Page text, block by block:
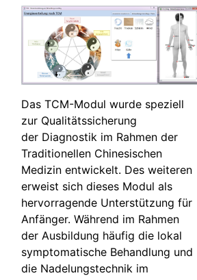
Das TCM-Modul wurde speziell
zur Qualitätssicherung
der Diagnostik im Rahmen der
Traditionellen Chinesischen
Medizin entwickelt. Des weiteren
erweist sich dieses Modul als
hervorragende Unterstützung für
Anfänger. Während im Rahmen
der Ausbildung häufig die lokal
symptomatische Behandlung und
die Nadelungstechnik im